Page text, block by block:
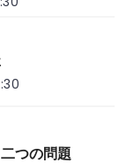
つの問題